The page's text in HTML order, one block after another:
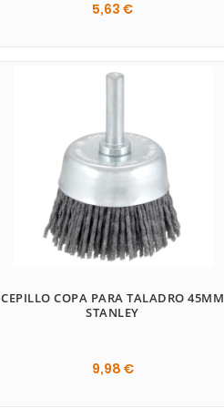
5,63 €
CEPILLO COPA PARA TALADRO 45MM
STANLEY
9,98 €